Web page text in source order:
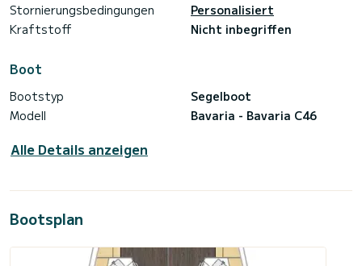
Stornierungsbedingungen
Personalisiert
Kraftstoff
Nicht inbegriffen
Boot
Bootstyp
Segelboot
Modell
Bavaria - Bavaria C46
Alle Details anzeigen
Bootsplan